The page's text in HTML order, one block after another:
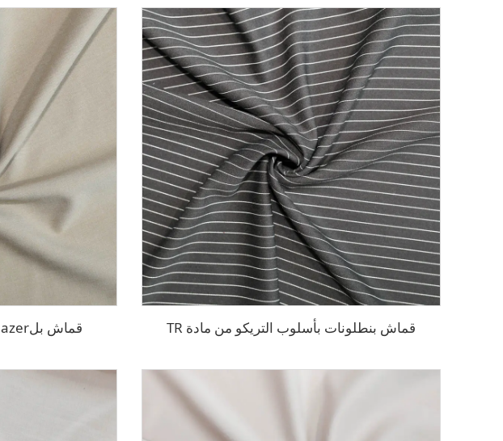
قماش بنطلونات بأسلوب التريكو من مادة TR قماش بلazer بتصميم الحبّار من مادة TR